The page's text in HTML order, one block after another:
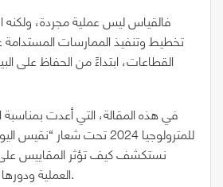
فالقياس ليس عملية مجردة، ولكنه
تخطيط وتنفيذ الممارسات
القطاعات، ابتداءً من الحفاظ على
في هذه المقالة، التي أعدت بمناسبة
للمترولوجيا 2024 تحت
نستكشف كيف تؤثر المقاييس على
العملية ودورها في المجالات المختلفة.